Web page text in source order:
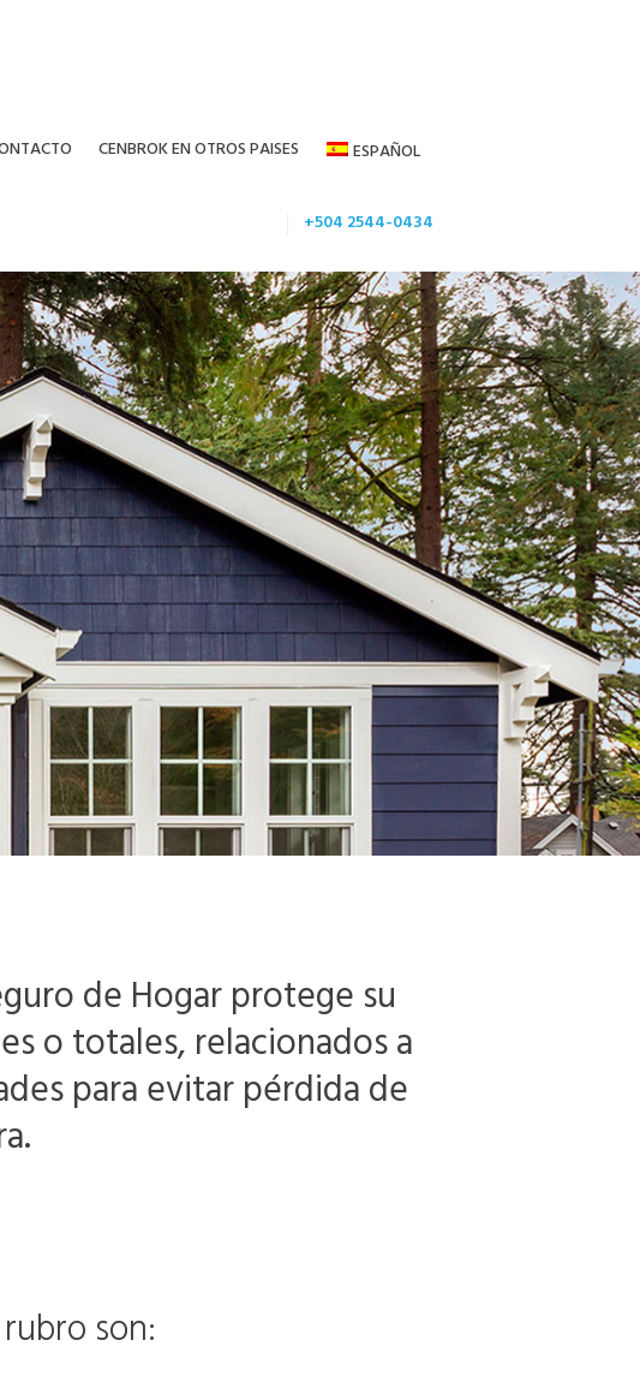
CENBROK EN OTROS PAISES ESPAÑOL
+504 2544-0434
de Hogar protege su
o totales, relacionados a
para evitar pérdida de
son: